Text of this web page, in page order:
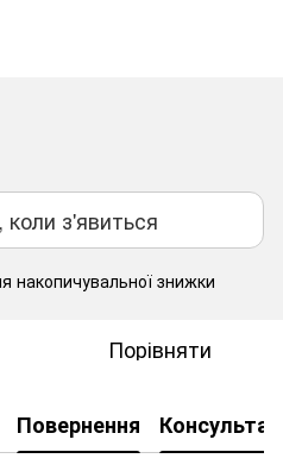
з'явиться
накопичувальної знижки
Порівняти
Повернення